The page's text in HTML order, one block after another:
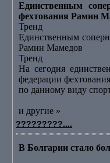
Единственным
фехтования Рамин
Тренд
Единственным
Рамин Мамедов
Тренд
На сегодня
федерации
по данному виду
и другие »
?????????....
В Болгарии стало